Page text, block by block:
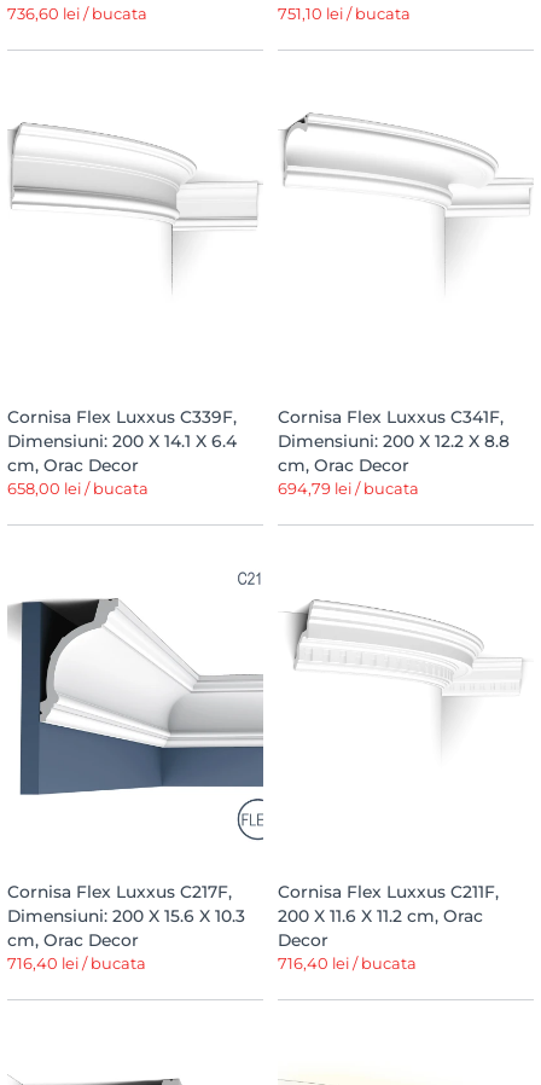
736,60 lei / bucata 751,10 lei / bucata
Cornisa Flex Luxxus C339F,
Dimensiuni: 200 X 14.1 X 6.4
cm, Orac Decor
658,00 lei / bucata
Cornisa Flex Luxxus C341F,
Dimensiuni: 200 X 12.2 X 8.8
cm, Orac Decor
694,79 lei / bucata
Cornisa Flex Luxxus C217F,
Dimensiuni: 200 X 15.6 X 10.3
cm, Orac Decor
716,40 lei / bucata
Cornisa Flex Luxxus C211F,
200 X 11.6 X 11.2 cm, Orac
Decor
716,40 lei / bucata